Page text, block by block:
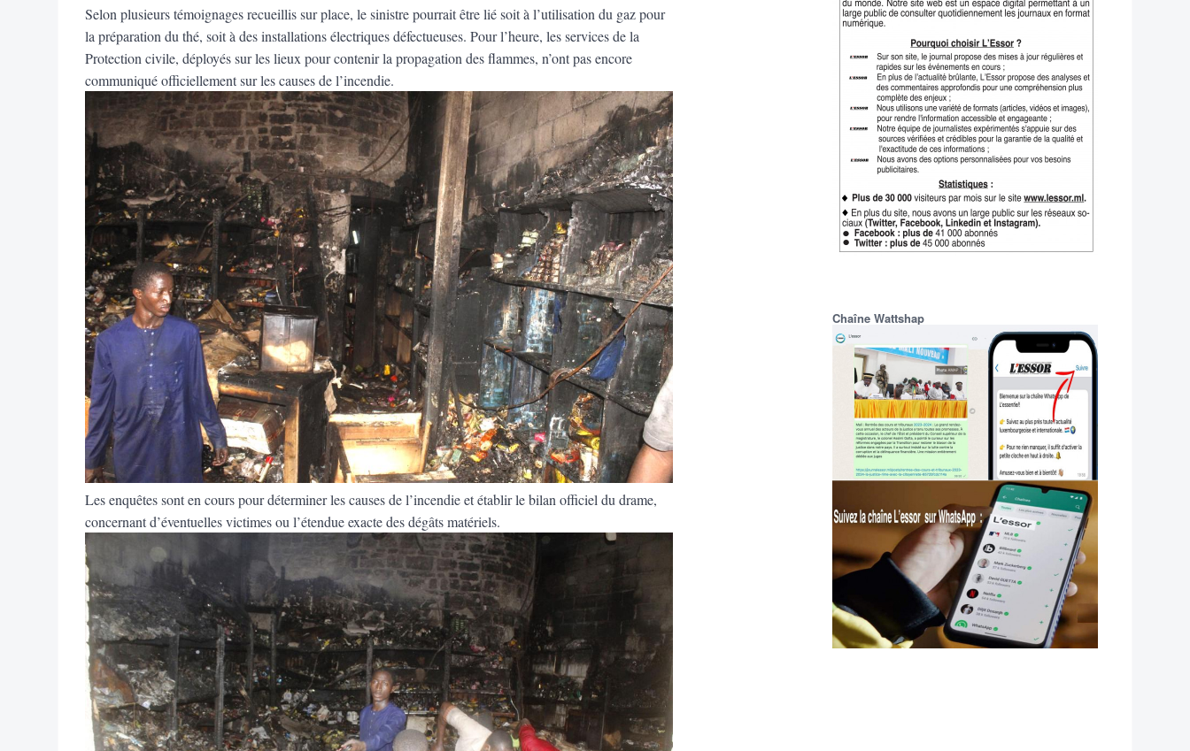
Selon plusieurs témoignages recueillis sur place, le sinistre pourrait être lié soit à l’utilisation du gaz pour
la préparation du thé, soit à des installations électriques défectueuses. Pour l’heure, les services de la
Protection civile, déployés sur les lieux pour contenir la propagation des flammes, n’ont pas encore
communiqué officiellement sur les causes de l’incendie.
Les enquêtes sont en cours pour déterminer les causes de l’incendie et établir le bilan officiel du drame,
concernant d’éventuelles victimes ou l’étendue exacte des dégâts matériels.
Chaîne Wattshap